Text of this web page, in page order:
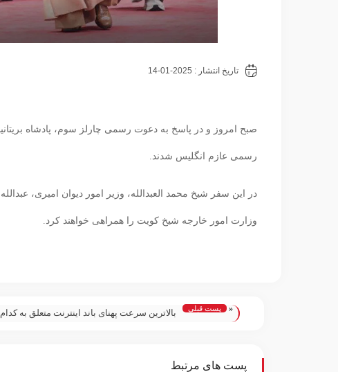
تاریخ انتشار : 2025-01-14
صبح امروز و در پاسخ به دعوت رسمی چارلز سوم، پادشاه
رسمی عازم انگلیس شدند.
در این سفر شیخ محمد العبدالله، وزیر امور ديوان امیری،
وزارت امور خارجه شیخ کویت را همراهی خواهند کرد.
« پست قبلی
بالاترین سرعت پهنای باند اینترنت متعلق به کدام
پست های مرتبط